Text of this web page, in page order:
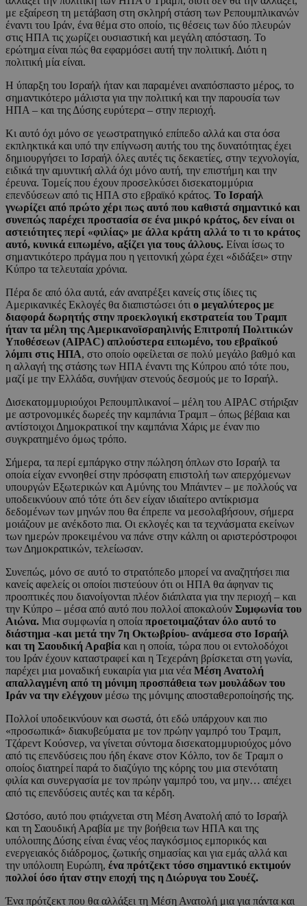
με εξαίρεση τη μετάβαση στη σκληρή στάση των Ρεπουμπλικανών
έναντι του Ιράν, ένα θέμα στο οποίο, τις θέσεις των δύο πλευρών
στις ΗΠΑ τις χωρίζει ουσιαστική και μεγάλη απόσταση. Το
ερώτημα είναι πώς θα εφαρμόσει αυτή την πολιτική. Διότι η
πολιτική μία είναι.
Η ύπαρξη του Ισραήλ ήταν και παραμένει αναπόσπαστο μέρος, το
σημαντικότερο μάλιστα για την πολιτική και την παρουσία των
ΗΠΑ – και της Δύσης ευρύτερα – στην περιοχή.
Κι αυτό όχι μόνο σε γεωστρατηγικό επίπεδο αλλά και στα όσα
εκπληκτικά και υπό την επίγνωση αυτής του της δυνατότητας έχει
δημιουργήσει το Ισραήλ όλες αυτές τις δεκαετίες, στην τεχνολογία,
ειδικά την αμυντική αλλά όχι μόνο αυτή, την επιστήμη και την
έρευνα. Τομείς που έχουν προσελκύσει δισεκατομμύρια
επενδύσεων από τις ΗΠΑ στο εβραϊκό κράτος. Το Ισραήλ
γνωρίζει από πρώτο χέρι πως αυτό που καθιστά σημαντικό και
συνεπώς παρέχει προστασία σε ένα μικρό κράτος, δεν είναι οι
αστειότητες περί «φιλίας» με άλλα κράτη αλλά το τι το κράτος
αυτό, κυνικά ειπωμένο, αξίζει για τους άλλους. Είναι ίσως το
σημαντικότερο πράγμα που η γειτονική χώρα έχει «διδάξει» στην
Κύπρο τα τελευταία χρόνια.
Πέρα δε από όλα αυτά, εάν ανατρέξει κανείς στις ίδιες τις
Αμερικανικές Εκλογές θα διαπιστώσει ότι ο μεγαλύτερος με
διαφορά δωρητής στην προεκλογική εκστρατεία του Τραμπ
ήταν τα μέλη της Αμερικανοϊσραηλινής Επιτροπή Πολιτικών
Υποθέσεων (AIPAC) απλούστερα ειπωμένο, του εβραϊκού
λόμπι στις ΗΠΑ, στο οποίο οφείλεται σε πολύ μεγάλο βαθμό και
η αλλαγή της στάσης των ΗΠΑ έναντι της Κύπρου από τότε που,
μαζί με την Ελλάδα, συνήψαν στενούς δεσμούς με το Ισραήλ.
Δισεκατομμυριούχοι Ρεπουμπλικανοί – μέλη του AIPAC στήριξαν
με αστρονομικές δωρεές την καμπάνια Τραμπ – όπως βέβαια και
αντίστοιχοι Δημοκρατικοί την καμπάνια Χάρις με έναν πιο
συγκρατημένο όμως τρόπο.
Σήμερα, τα περί εμπάργκο στην πώληση όπλων στο Ισραήλ τα
οποία είχαν εννοηθεί στην πρόσφατη επιστολή των απερχόμενων
υπουργών Εξωτερικών και Αμύνης του Μπάιντεν – με πολλούς να
υποδεικνύουν από τότε ότι δεν είχαν ιδιαίτερο αντίκρισμα
δεδομένων των μηνών που θα έπρεπε να μεσολαβήσουν, σήμερα
μοιάζουν με ανέκδοτο πια. Οι εκλογές και τα τεχνάσματα εκείνων
των ημερών προκειμένου να πάνε στην κάλπη οι αριστερόστροφοι
των Δημοκρατικών, τελείωσαν.
Συνεπώς, μόνο σε αυτό το στρατόπεδο μπορεί να αναζητήσει πια
κανείς αφελείς οι οποίοι πιστεύουν ότι οι ΗΠΑ θα άφηναν τις
προοπτικές που διανοίγονται πλέον διάπλατα για την περιοχή – και
την Κύπρο – μέσα από αυτό που πολλοί αποκαλούν Συμφωνία του
Αιώνα. Μια συμφωνία η οποία προετοιμαζόταν όλο αυτό το
διάστημα -και μετά την 7η Οκτωβρίου- ανάμεσα στο Ισραήλ
και τη Σαουδική Αραβία και η οποία, τώρα που οι εντολοδόχοι
του Ιράν έχουν καταστραφεί και η Τεχεράνη βρίσκεται στη γωνία,
παρέχει μια μοναδική ευκαιρία για μια νέα Μέση Ανατολή
απαλλαγμένη από τη μόνιμη προσπάθεια των μουλάδων του
Ιράν να την ελέγχουν μέσω της μόνιμης αποσταθεροποίησής της.
Πολλοί υποδεικνύουν και σωστά, ότι εδώ υπάρχουν και πιο
«προσωπικά» διακυβεύματα με τον πρώην γαμπρό του Τραμπ,
Τζάρεντ Κούσνερ, να γίνεται σύντομα δισεκατομμυριούχος μόνο
από τις επενδύσεις που ήδη έκανε στον Κόλπο, τον δε Τραμπ ο
οποίος διατηρεί παρά το διαζύγιο της κόρης του μια στενότατη
φιλία και συνεργασία με τον πρώην γαμπρό του, να μην… απέχει
από τις επενδύσεις αυτές και τα κέρδη.
Ωστόσο, αυτό που φτιάχνεται στη Μέση Ανατολή από το Ισραήλ
και τη Σαουδική Αραβία με την βοήθεια των ΗΠΑ και της
υπόλοιπης Δύσης είναι ένας νέος παγκόσμιος εμπορικός και
ενεργειακός διάδρομος, ζωτικής σημασίας και για εμάς αλλά και
την υπόλοιπη Ευρώπη, ένα πρότζεκτ τόσο σημαντικό εκτιμούν
πολλοί όσο ήταν στην εποχή της η Διώρυγα του Σουέζ.
Ένα πρότζεκτ που θα αλλάξει τη Μέση Ανατολή μια για πάντα και